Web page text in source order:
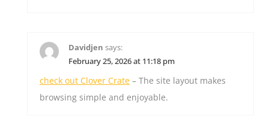
Davidjen says:
February 25, 2026 at 11:18 pm
check out Clover Crate – The site layout makes
browsing simple and enjoyable.